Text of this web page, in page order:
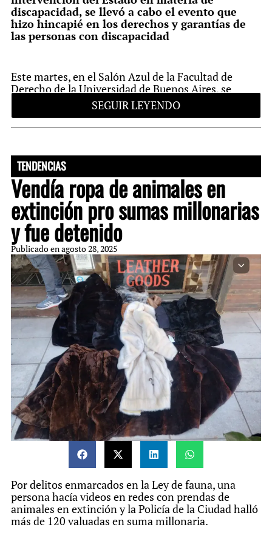
discapacidad, se llevó a cabo el evento que
hizo hincapié en los derechos y garantías de
las personas con discapacidad
Este martes, en el Salón Azul de la Facultad de
Derecho de la Universidad de Buenos Aires, se
realizó el Congreso Internacional “Discapacidad en
la justicia: derechos y garantías”, que tuvo como
objetivo generar un espacio de diálogo y reflexión
discapacidad.
Durante la extensa jornada que organizó el
Observatorio de la Discapacidad del Consejo
de la Magistratura porteño, especialistas
nacionales e internacionales abordaron
diferentes temáticas esenciales como la
igualdad de oportunidades, la empleabilidad,
la educación inclusiva y la protección de
derechos, promoviendo el intercambio de
experiencias y la construcción de soluciones
eficaces. El encuentro contó con la presencia
de magistrados/as, funcionarios/as y
empleados/as del Poder Judicial.
En ese marco, la secretaria de Administración
General y Presupuesto del Poder Judicial de la
CABA, Genoveva Ferrero, expuso en la apertura y el
cierre del encuentro. Durante la inauguración del
mismo, Ferrero valoró la realización del Congreso
en días “muy críticos” sobre la temática.
SEGUIR LEYENDO
TENDENCIAS
Vendía ropa de animales en
extinción pro sumas millonarias
y fue detenido
Publicado enagosto 28, 2025
Por delitos enmarcados en la Ley de fauna, una
persona hacía videos en redes con prendas de
animales en extinción y la Policía de la Ciudad halló
más de 120 valuadas en suma millonaria.